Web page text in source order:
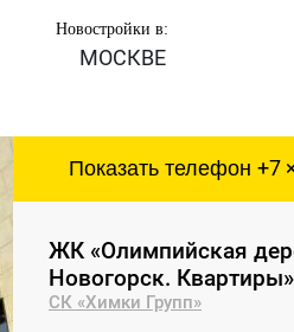
Новостройки в:
МОСКВЕ
Показать телефон +7
ЖК «Олимпийская
Новогорск. Квартиры»
СК «Химки Групп»